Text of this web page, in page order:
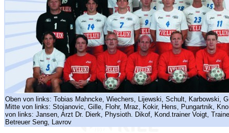
Oben von links: Tobias Mahncke, Wiechers, Lijewski, Schult, Karbowski,
Mitte von links: Stojanovic, Gille, Flohr, Mraz, Kokir, Hens, Pungartnik,
von links: Jansen, Arzt Dr. Dierk, Physioth. Dikof, Kond.trainer Voigt,
Betreuer Seng, Lavrov